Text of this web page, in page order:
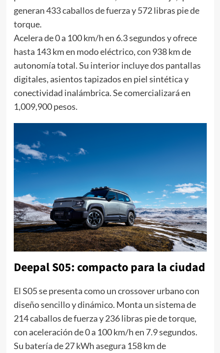
generan 433 caballos de fuerza y 572 libras pie de
torque.
Acelera de 0 a 100 km/h en 6.3 segundos y ofrece
hasta 143 km en modo eléctrico, con 938 km de
autonomía total. Su interior incluye dos pantallas
digitales, asientos tapizados en piel sintética y
conectividad inalámbrica. Se comercializará en
1,009,900 pesos.
Deepal S05: compacto para la ciudad
El S05 se presenta como un crossover urbano con
diseño sencillo y dinámico. Monta un sistema de
214 caballos de fuerza y 236 libras pie de torque,
con aceleración de 0 a 100 km/h en 7.9 segundos.
Su batería de 27 kWh asegura 158 km de